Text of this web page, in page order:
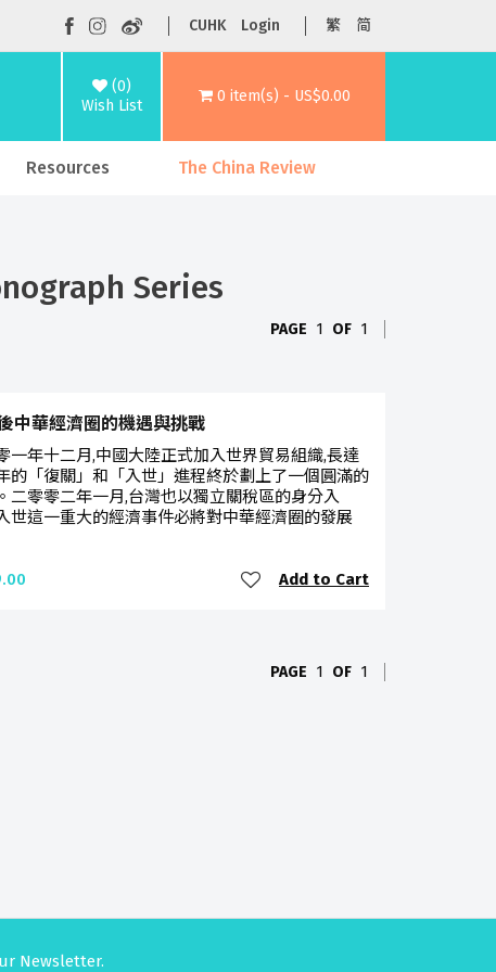
CUHK Login 繁 简
(0)
Wish List
0 item(s) - US$0.00
Resources The China Review
Series
PAGE 1 OF 1
中華經濟圈的機遇與挑戰
一年十二月,中國大陸正式加入世界貿易組織,長達
的「復關」和「入世」進程終於劃上了一個圓滿的
二零零二年一月,台灣也以獨立關稅區的身分入
世這一重大的經濟事件必將對中華經濟圈的發展
Add to Cart
PAGE 1 OF 1
Newsletter.